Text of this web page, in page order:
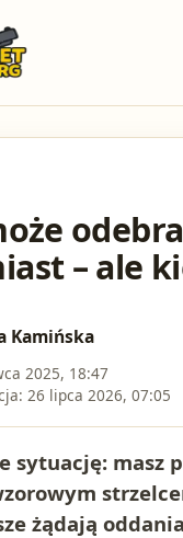
– ale
Kamińska
2025, 18:47
26 lipca 2026, 07:05
sytuację: masz
żądają